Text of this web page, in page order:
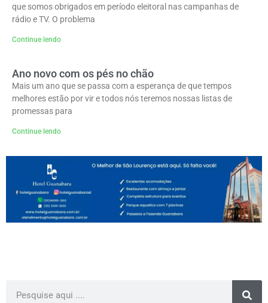
que somos obrigados em período eleitoral nas campanhas de
rádio e TV. O problema
Continue lendo
Ano novo com os pés no chão
Mais um ano que se passa com a esperança de que tempos
melhores estão por vir e todos nós teremos nossas listas de
promessas para
Continue lendo